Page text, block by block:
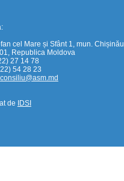
cel Mare și Sfânt 1, mun. Chișinău
Republica Moldova
27 14 78
54 28 23
consiliu@asm.md
de IDSI